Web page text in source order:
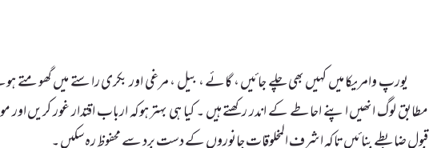
یورپ وامریکا میں کہیں بھی چلے جائیں ، گائے ، بیل ، مرغی اور بکری راستے میں
مطابق لوگ انھیں اپنے احاطے کے اندر رکھتے ہیں ۔ کیا ہی بہتر ہوکہ ارباب اقتدار غور کریں